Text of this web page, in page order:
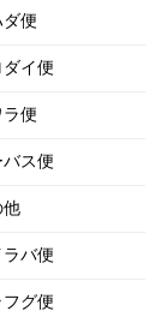
ダ便
ダイ便
便
バス便
他
ラバ便
フグ便